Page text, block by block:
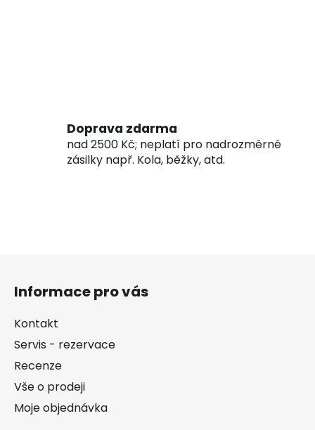
Doprava zdarma
nad 2500 Kč; neplatí pro nadrozměrné
zásilky např. Kola, běžky, atd.
Informace pro vás
Kontakt
Servis - rezervace
Recenze
Vše o prodeji
Moje objednávka